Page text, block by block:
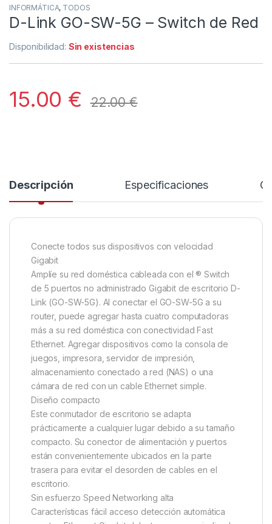
INFORMÁTICA, TODOS
D-Link GO-SW-5G – Switch de Red
Disponibilidad: Sin existencias
15.00 € 22.00€
Descripción Especificaciones
Conecte todos sus dispositivos con velocidad
Gigabit
Amplíe su red doméstica cableada con el ® Switch
de 5 puertos no administrado Gigabit de escritorio D-
Link (GO-SW-5G). Al conectar el GO-SW-5G a su
router, puede agregar hasta cuatro computadoras
más a su red doméstica con conectividad Fast
Ethernet. Agregar dispositivos como la consola de
juegos, impresora, servidor de impresión,
almacenamiento conectado a red (NAS) o una
cámara de red con un cable Ethernet simple.
Diseño compacto
Este conmutador de escritorio se adapta
prácticamente a cualquier lugar debido a su tamaño
compacto. Su conector de alimentación y puertos
están convenientemente ubicados en la parte
trasera para evitar el desorden de cables en el
escritorio.
Sin esfuerzo Speed ​​Networking alta
Características fácil acceso detección automática